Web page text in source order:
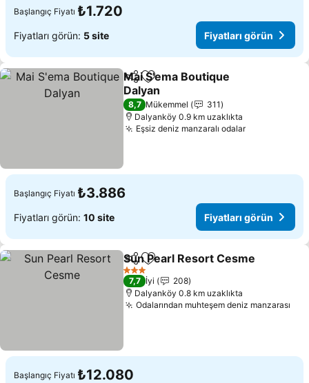
Başlangıç Fiyatı ₺1.720
Fiyatları görün: 5 site Fiyatları görün
PaylaşFavorilerime ekle
Mai S'ema Boutique
Dalyan
Fiyatları görün
8,7 Mükemmel
311
Dalyanköy 0.9 km uzaklıkta
Eşsiz deniz manzaralı odalarFiyatları
Başlangıç Fiyatı ₺3.886
Fiyatları görün: 10 site Fiyatları görün
PaylaşFavorilerime ekle
Sun Pearl Resort Cesme
3 Yıldız
7,7 İyi
208
Dalyanköy 0.8 km uzaklıkta
Odalarından muhteşem deniz manzarası
Başlangıç Fiyatı ₺12.080